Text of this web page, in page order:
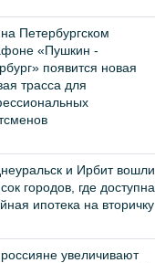
Петербургском
«Пушкин -
появится новая
трасса для
и Ирбит вошли
городов, где доступна
ипотека на вторичку
увеличивают